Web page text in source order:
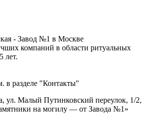
- Завод №1 в Москве
компаний в области ритуальных
лет.
в разделе "Контакты"
ул. Малый Путинковский переулок, 1/2,
на могилу — от Завода №1»